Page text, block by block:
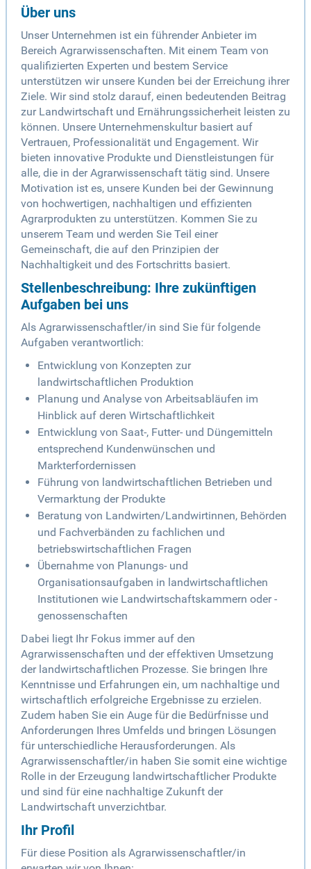
Über uns
Unser Unternehmen ist ein führender Anbieter im
Bereich Agrarwissenschaften. Mit einem Team von
qualifizierten Experten und bestem Service
unterstützen wir unsere Kunden bei der Erreichung ihrer
Ziele. Wir sind stolz darauf, einen bedeutenden Beitrag
zur Landwirtschaft und Ernährungssicherheit leisten zu
können. Unsere Unternehmenskultur basiert auf
Vertrauen, Professionalität und Engagement. Wir
bieten innovative Produkte und Dienstleistungen für
alle, die in der Agrarwissenschaft tätig sind. Unsere
Motivation ist es, unsere Kunden bei der Gewinnung
von hochwertigen, nachhaltigen und effizienten
Agrarprodukten zu unterstützen. Kommen Sie zu
unserem Team und werden Sie Teil einer
Gemeinschaft, die auf den Prinzipien der
Nachhaltigkeit und des Fortschritts basiert.
Stellenbeschreibung: Ihre zukünftigen
Aufgaben bei uns
Als Agrarwissenschaftler/in sind Sie für folgende
Aufgaben verantwortlich:
Entwicklung von Konzepten zur
landwirtschaftlichen Produktion
Planung und Analyse von Arbeitsabläufen im
Hinblick auf deren Wirtschaftlichkeit
Entwicklung von Saat-, Futter- und Düngemitteln
entsprechend Kundenwünschen und
Markterfordernissen
Führung von landwirtschaftlichen Betrieben und
Vermarktung der Produkte
Beratung von Landwirten/Landwirtinnen, Behörden
und Fachverbänden zu fachlichen und
betriebswirtschaftlichen Fragen
Übernahme von Planungs- und
Organisationsaufgaben in landwirtschaftlichen
Institutionen wie Landwirtschaftskammern oder -
genossenschaften
Dabei liegt Ihr Fokus immer auf den
Agrarwissenschaften und der effektiven Umsetzung
der landwirtschaftlichen Prozesse. Sie bringen Ihre
Kenntnisse und Erfahrungen ein, um nachhaltige und
wirtschaftlich erfolgreiche Ergebnisse zu erzielen.
Zudem haben Sie ein Auge für die Bedürfnisse und
Anforderungen Ihres Umfelds und bringen Lösungen
für unterschiedliche Herausforderungen. Als
Agrarwissenschaftler/in haben Sie somit eine wichtige
Rolle in der Erzeugung landwirtschaftlicher Produkte
und sind für eine nachhaltige Zukunft der
Landwirtschaft unverzichtbar.
Ihr Profil
Für diese Position als Agrarwissenschaftler/in